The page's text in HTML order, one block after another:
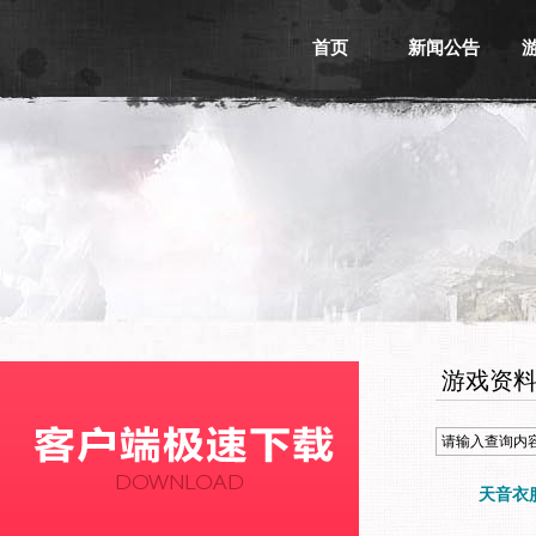
首页 新闻公告
游戏新闻
活动信息
游戏资料
天音衣